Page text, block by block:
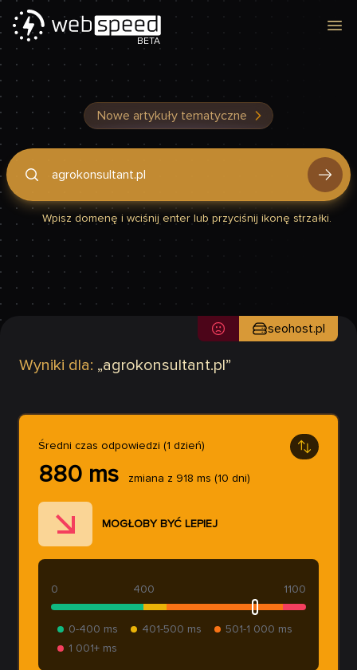
BETA
Nowe artykuły tematyczne
Podaj domenę, by sprawdzić, czy Twoja strona jest szybka
Wpisz domenę i wciśnij enter lub przyciśnij ikonę strzałki.
Wyniki dla: „agrokonsultant.pl ”
seohost.pl
Średni czas odpowiedzi (1 dzień)
880 ms zmiana z 918 ms (10 dni)
MOGŁOBY BYĆ LEPIEJ
400
0 1100
0-400 ms 401-500 ms
501-1 000 ms
1 001+ ms